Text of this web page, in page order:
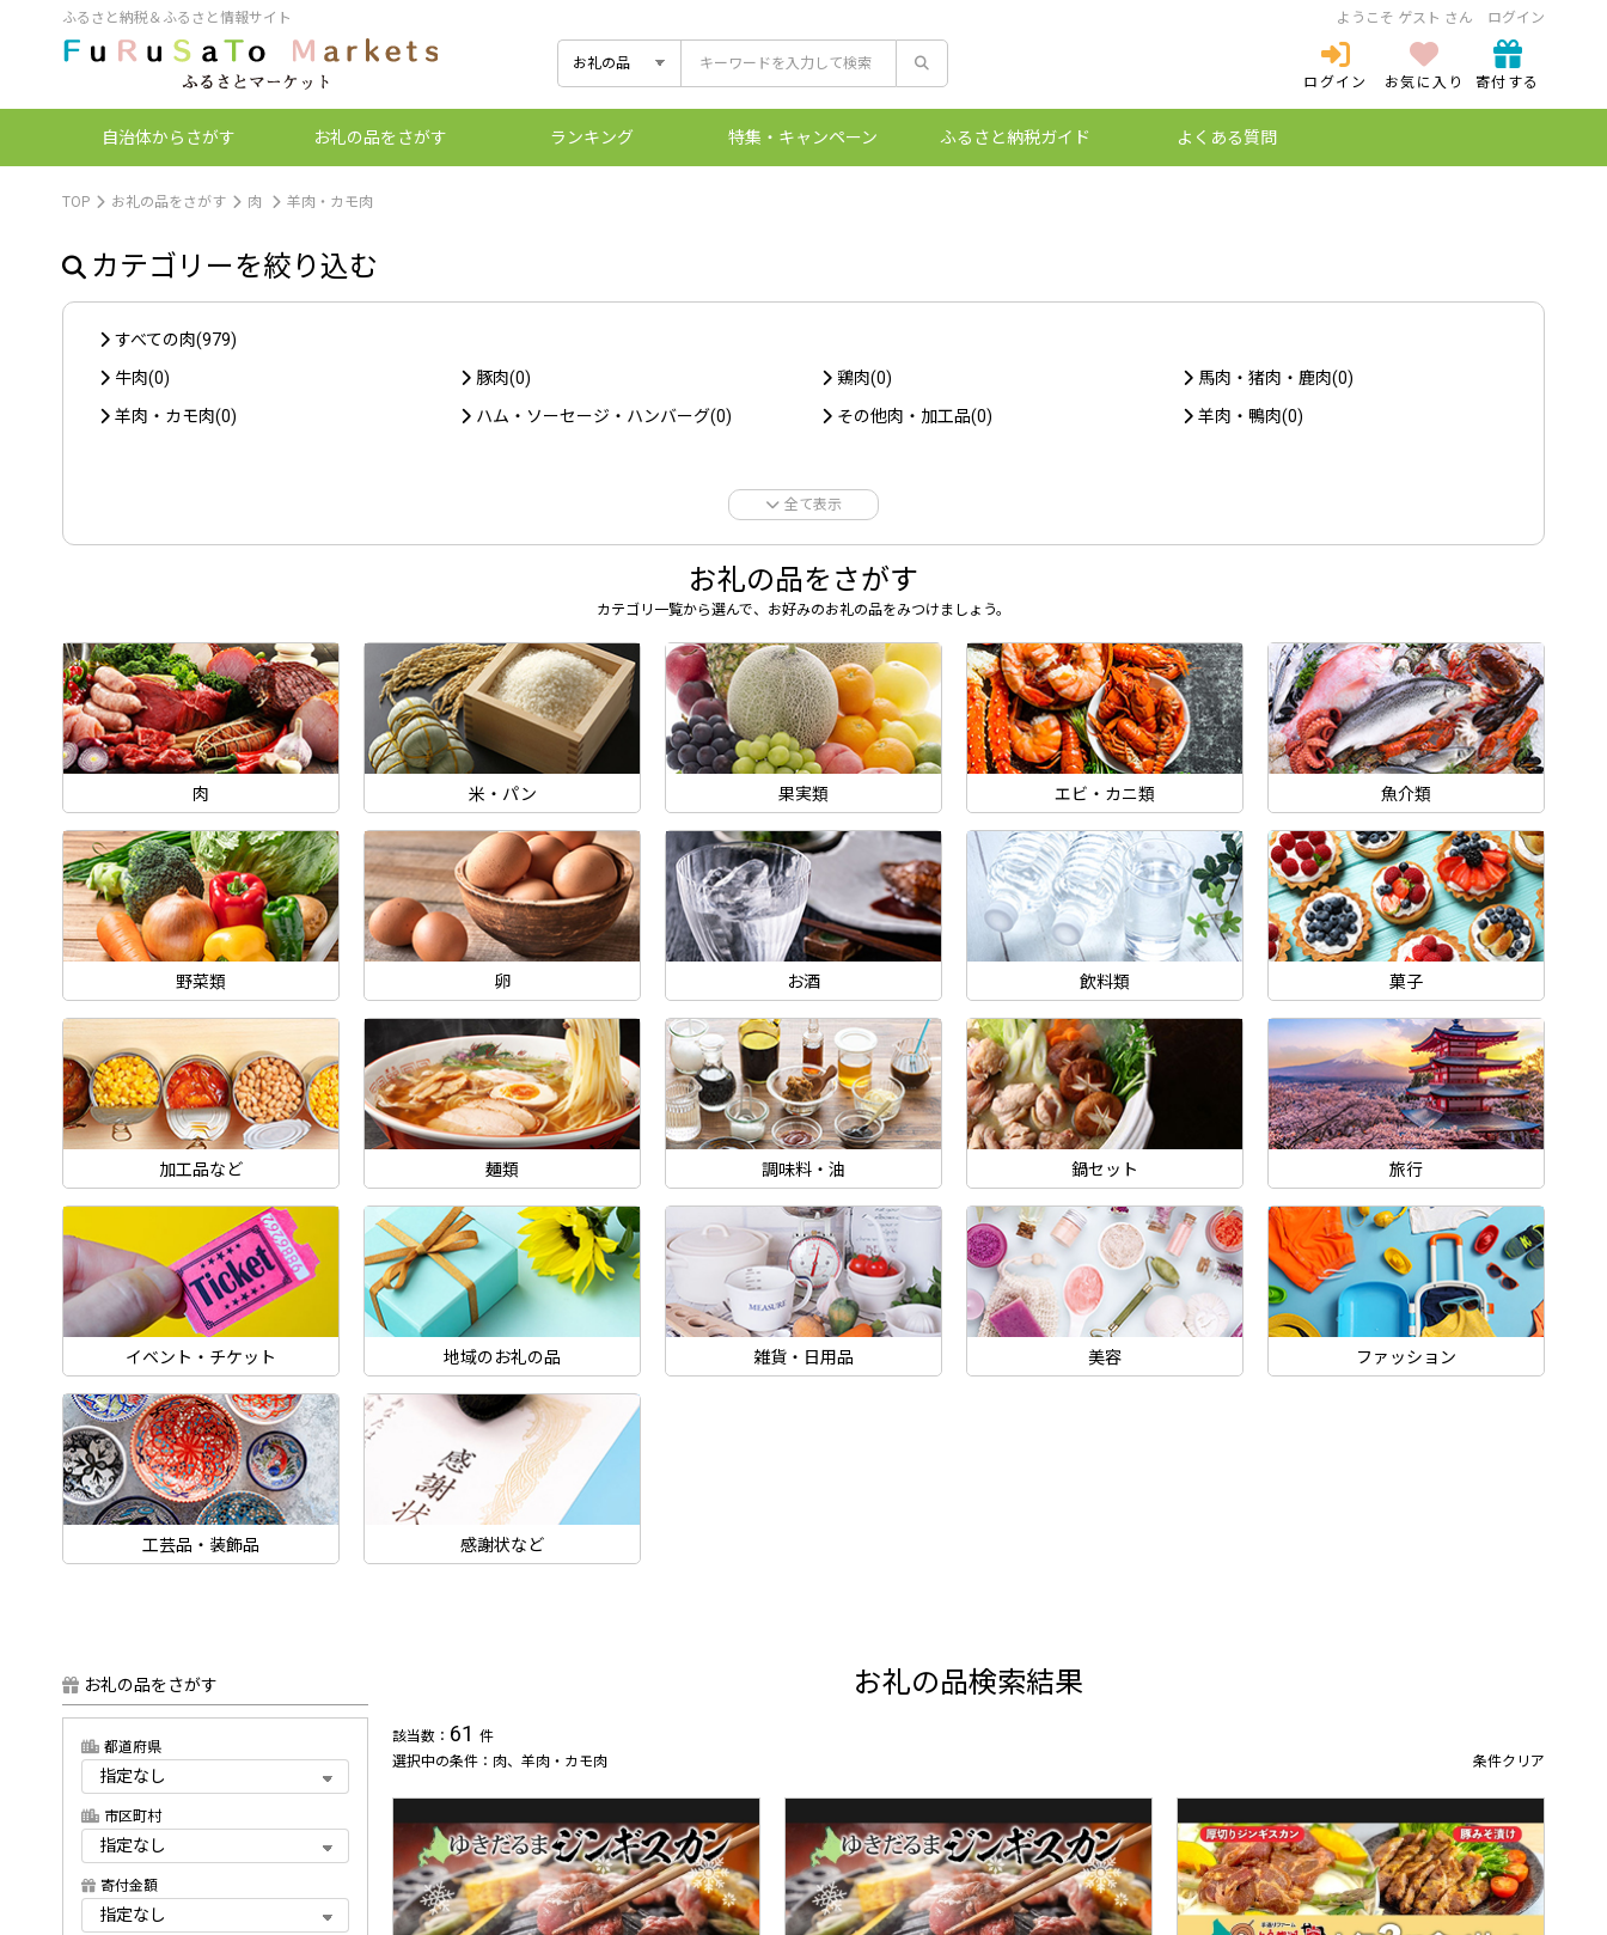
ふるさと納税＆ふるさと情報サイト ようこそ ゲスト さん ログイン
ログイン
ログイン
新規登録
お気に入り 寄付する
自治体からさがす お礼の品をさがす ランキング 特集 ・キャンペーン ふるさと納税ガイド よくある質問
TOP お礼の品をさがす 肉 羊肉・カモ肉
カテゴリーを絞り込む
すべての肉(979)
牛肉(0)
豚肉(0) 鶏肉(0)
馬肉・猪肉・鹿肉(0)
羊肉・カモ肉(0)
ハム・ソーセージ・ハンバーグ(0) その他肉・加工品(0) 羊肉・鴨肉(0)
全て表示
お礼の品をさがす
カテゴリ一覧から選んで、 お好みのお礼の品をみつけましょう。
肉 米・パン 果実類 エビ・カニ類 魚介類
野菜類 卵 お酒 飲料類 菓子
加工品など 麺類 調味料・油 鍋セット 旅行
イベント・チケット 地域のお礼の品 雑貨・日用品 美容 ファッション
工芸品・装飾品 感謝状など
お礼の品検索結果
該当数： 61 件
選択中の条件：肉、羊肉・カモ肉
条件クリア
お礼の品をさがす
都道府県
市区町村
寄付金額